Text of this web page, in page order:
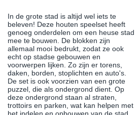
In de grote stad is altijd wel iets te
beleven! Deze houten speelset heeft
genoeg onderdelen om een heuse stad
mee te bouwen. De blokken zijn
allemaal mooi bedrukt, zodat ze ook
echt op stadse gebouwen en
voorwerpen lijken. Zo zijn er torens,
daken, borden, stoplichten en auto's.
De set is ook voorzien van een grote
puzzel, die als ondergrond dient. Op
deze ondergrond staan al straten,
trottoirs en parken, wat kan helpen met